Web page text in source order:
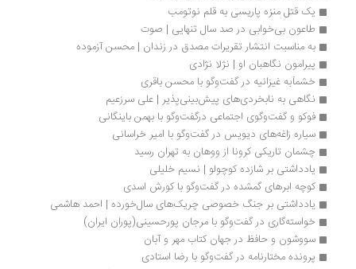
یک قتل منزه پاریسی به قلم نوتومب
طاعون بی‌خوابی در صد سال تنهایی | صوت
به مناسبت انتشار تقریرات مصدق در زندان | محسن آزموده
پیرامون نگاهبان او | نژلا نژادی
خشمآبه غیزانیه در گفت‌وگو با محسن باقری
نگاهی به نابخردی‌های پیش‌بینی‌پذیر | علی سرزعیم
فوکو و گفت‌وگوی اجتماعی درگفت‌و‌گو با بهمن باینگانی
سیاره زاغه‌های دیویس در گفت‌وگو با امیر خراسانی
چشمان تاریکی کرونا از ووهان به تهران رسید
یادداشتی بر شازده کوچولو | نسیم خلیلی
کوچه ابرهای گمشده در گفت‌وگو با کورش اسدی
یادداشتی بر جنگ خصوصی چریک‌های سال‌خورده | احمد هاشمی
خواسته‌گاری در گفت‌وگو با مرجان پورحسینی(پوران ایران)
سووشون و حافظ در جهان کتاب مهر و آبان
پرونده مختارنامه در گفت‌وگو با رضا استادی